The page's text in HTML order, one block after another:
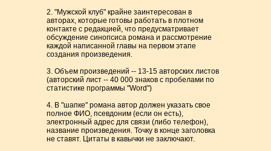
2. "Мужской клуб" крайне заинтересован в
авторах, которые готовы работать в плотном
контакте с редакцией, что предусматривает
обсуждение синопсиса романа и рассмотрение
каждой написанной главы на первом этапе
создания произведения.
3. Объем произведений -- 13-15 авторских листов
(авторский лист -- 40 000 знаков с пробелами по
статистике программы "Word")
4. В "шапке" романа автор должен указать свое
полное ФИО, псевдоним (если он есть),
электронный адрес для связи (либо телефон),
название произведения. Точку в конце заголовка
не ставят. Цитаты в кавычки не заключают.